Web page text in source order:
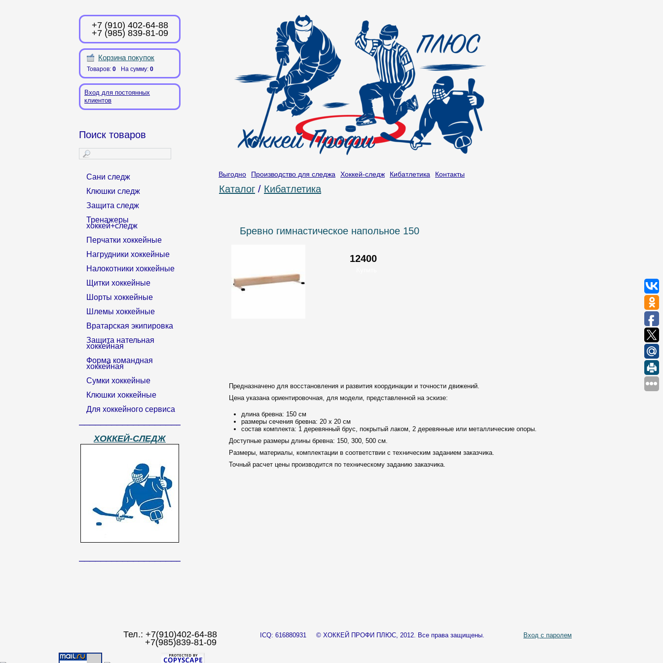
+7 (910) 402-64-88
+7 (985) 839-81-09
Корзина покупок
Товаров: 0 На сумму: 0
Вход для постоянных
клиентов
Выгодно Производство для следжа Хоккей-следж Кибатлетика Контакты
Поиск товаров
Сани следж
Клюшки следж
Защита следж
Тренажеры
хоккей+следж
Перчатки хоккейные
Нагрудники хоккейные
Налокотники хоккейные
Щитки хоккейные
Шорты хоккейные
Шлемы хоккейные
Вратарская экипировка
Защита нательная
хоккейная
Форма командная
хоккейная
Сумки хоккейные
Клюшки хоккейные
Для хоккейного сервиса
______________________________
ХОККЕЙ-СЛЕДЖ
Каталог / Кибатлетика
Бревно гимнастическое напольное 150
12400
Предназначено для восстановления и развития координации и точности движений.
Цена указана ориентировочная, для модели, представленной на эскизе:
длина бревна: 150 см
размеры сечения бревна: 20 х 20 см
состав комплекта: 1 деревянный брус, покрытый лаком, 2 деревянные или металлические опоры.
Доступные размеры длины бревна: 150, 300, 500 см.
Размеры, материалы, комплектации в соответствии с техническим заданием заказчика.
Точный расчет цены производится по техническому заданию заказчика.
Тел.: +7(910)402-64-88
+7(985)839-81-09
Вход с паролем
ICQ: 616880931 © ХОККЕЙ ПРОФИ ПЛЮС, 2012. Все права защищены.